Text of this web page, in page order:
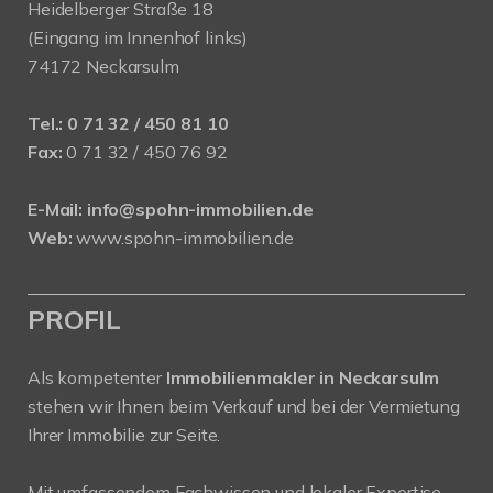
Heidelberger Straße 18
(Eingang im Innenhof links)
74172 Neckarsulm
Tel.: 0 71 32 / 450 81 10
Fax: 0 71 32 / 450 76 92
E-Mail: info@spohn-immobilien.de
Web: www.spohn-immobilien.de
PROFIL
Als kompetenter Immobilienmakler in Neckarsulm
stehen wir Ihnen beim Verkauf und bei der Vermietung
Ihrer Immobilie zur Seite.